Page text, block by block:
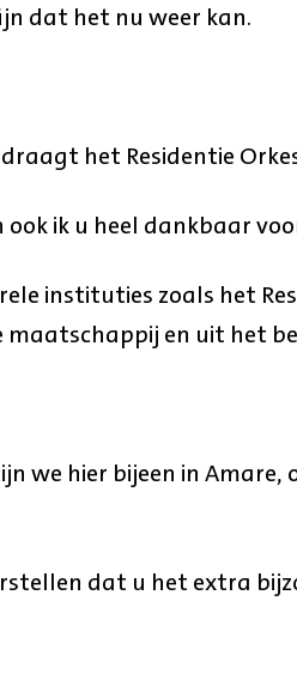
dat het nu weer kan.
het Residentie
ook ik u heel dankbaar
instituties zoals het
maatschappij en uit het
we hier bijeen in
dat u het extra